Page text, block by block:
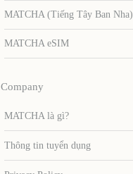
MATCHA (Tiếng Tây Ban Nha)
MATCHA eSIM
Company
MATCHA là gì?
Thông tin tuyển dụng